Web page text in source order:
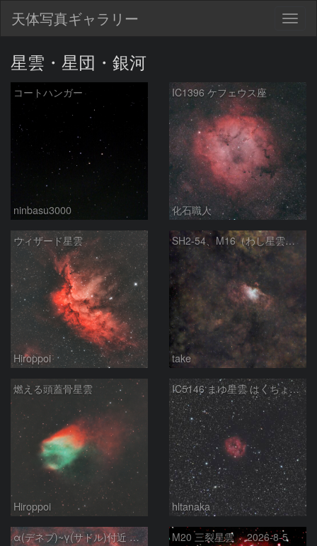
天体写真ギャラリー
星雲・星団・銀河
コートハンガー
ninbasu3000
IC1396 ケフェウス座
化石職人
ウィザード星雲
Hiroppoi
SH2‑54、M16（わし星雲）、M17（オメガ星雲）
take
燃える頭蓋骨星雲
Hiroppoi
IC5146 まゆ星雲 はくちょう座
hltanaka
α(デネブ)~γ(サドル)付近 NGC7000 北アメリカ星雲 IC5067~5070 ペリカン星雲 Sh2-112 はくちょう座 M20 三裂星雲 2026-8-5